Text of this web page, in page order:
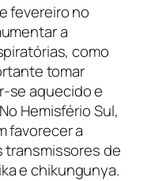
fevereiro no
a
como
tomar
se aquecido e
Hemisfério Sul,
favorecer a
transmissores de
e chikungunya.